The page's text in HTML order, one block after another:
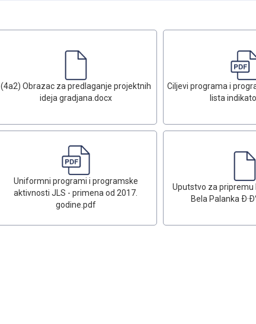
(4a2) Obrazac za predlaganje projektnih
ideja gradjana.docx
Ciljevi programa i
lista
Uniformni programi i programske
aktivnosti JLS - primena od 2017.
godine.pdf
Uputstvo za
Bela Palanka